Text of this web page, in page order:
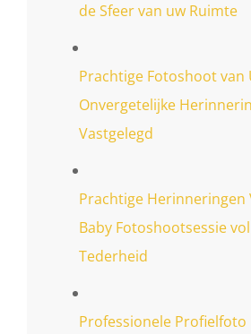
de Sfeer van uw Ruimte
Prachtige Fotoshoot van
Onvergetelijke
Vastgelegd
Prachtige Herinneringen
Baby Fotoshootsessie
Tederheid
Professionele Profielfoto